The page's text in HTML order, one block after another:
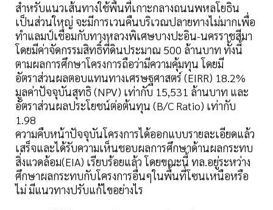
สำหรับแนวเส้นทางใช้พื้นที่เกาะกลางถนนพหลโยธิน
เป็นส่วนใหญ่ จะมีการเวนคืนบริเวณปลายทางไม่มากเพื่อ
ทำแลมป์เชื่อมกับทางหลวงพิเศษบางปะอิน-นครราชสีมา
โดยมีค่าจัดกรรมสิทธิ์ที่ดินประมาณ 500 ล้านบาท ทั้งนี้
ตามผลการศึกษาโครงการถือว่ามีความคุ้มทุน โดยมี
อัตราส่วนผลตอบแทนทางเศรษฐศาสตร์ (EIRR) 18.2%
มูลค่าปัจจุบันสุทธิ (NPV) เท่ากับ 15,531 ล้านบาท และ
อัตราส่วนผลประโยชน์ต่อต้นทุน (B/C Ratio) เท่ากับ
1.98
ความคืบหน้าปัจจุบันโครงการได้ออกแบบรายละเอียดแล้ว
เสร็จและได้รับความเห็นชอบผลการศึกษาด้านผลกระทบ
สิ่งแวดล้อม(EIA) เรียบร้อยแล้ว โดยขณะนี้ ทล.อยู่ระหว่าง
ศึกษาผลกระทบกับโครงการอื่นๆในพื้นที่โซนเหนือหรือ
ไม่ มีแนวทางปรับแก้ไขอย่างไร